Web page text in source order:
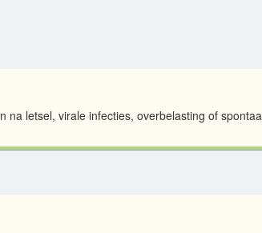
letsel, virale infecties, overbelasting of